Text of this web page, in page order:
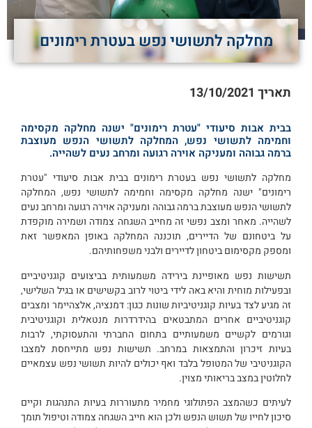
מחלקה לתשושי נפש בעטרת רימונים
תאריך 13/10/2021
בבית אבות סיעודי "עטרת רימונים" ישנה מחלקה מקסימה
וחמימה לתשושי נפש, המחלקה לתשושי הנפש מעוצבת
ברמה גבוהה ומעניקה אוירה רגועה ומרחב נעים לשהייה.
מחלקה לתשושי נפש בעטרת רימונים בבית אבות סיעודי "עטרת
רימונים" ישנה מחלקה מקסימה וחמימה לתשושי נפש, המחלקה
לתשושי הנפש מעוצבת ברמה גבוהה ומעניקה אוירה רגועה ומרחב נעים
לשהייה. מאחר ומצב נפשי זה מחייב השגחה צמודה ושמירה מוקפדת
על ביטחונם של הדיירים, תוכננה המחלקה באופן המאפשר זאת
ומספק מקסימום ביטחון לדיירים ולבני משפחותיהם.
תשישות נפש מאופיינת בירידה משמעותית בביצועים קוגניטיביים
ובפעילות מוחית והיא באה לידי ביטוי לרוב בקשישים או בגיל השלישי,
זה מגיע לצד בעיות קוגניטיביות שונות כגון: דמנציה, אלצהיימר ומצבים
קוגניטיביים אחרים המתבטאים בהידרדרות מנטאלית וקוגניטיבית
וגורמים לקשיים משמעותיים בתחום החברתי והתעסוקתי, לרבות
בעיות זיכרון והתמצאות במרחב. תשישות נפש מתייחסת למצבו
הקוגניטיבי של המטופל בלבד ואף יכולים להיות תשושי נפש עצמאיים
לחלוטין במצב בריאותי מצוין.
לעיתים כשהמצב הפתולוגי מחמיר מתעוררות בעיות התנהגות וקיים
סיכון לחייו של תשוש הנפש ולכן הוא חייב השגחה צמודה וטיפול תומך